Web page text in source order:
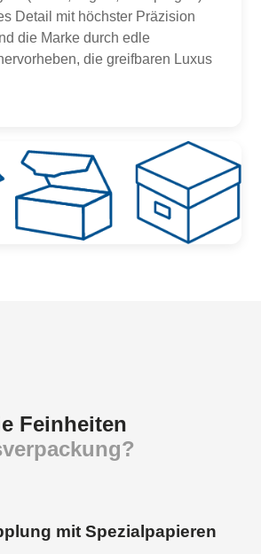
Detail mit höchster Präzision
die Marke durch edle
die greifbaren Luxus
Feinheiten
mit Spezialpapieren